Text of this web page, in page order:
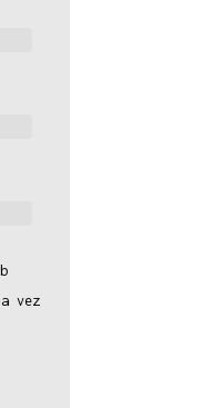
vez